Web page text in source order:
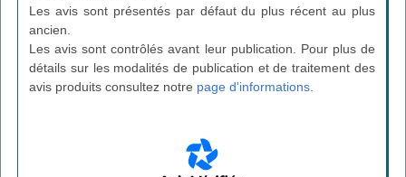
Les avis sont présentés par défaut du plus récent au plus
ancien.
Les avis sont contrôlés avant leur publication. Pour plus de
détails sur les modalités de publication et de traitement des
avis produits consultez notre page d'informations